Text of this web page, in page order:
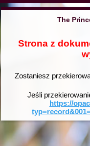
The
Strona z
Zostaniesz
Jeśli
https://